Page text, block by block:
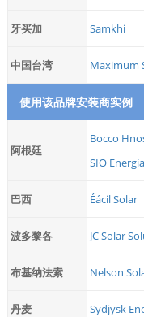
牙买加 Samkhi
中国台湾 Maximum
使用该品牌安装商实例
阿根廷
Bocco
SIO
巴西 Éácil Solar
波多黎各 JC Solar
布基纳法索 Nelson
丹麦 Sydjysk